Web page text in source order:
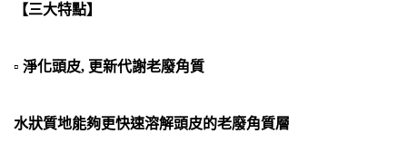
【三大特點】
▫ 淨化頭皮, 更新代謝老廢角質
水狀質地能夠更快速溶解頭皮的老廢角質層